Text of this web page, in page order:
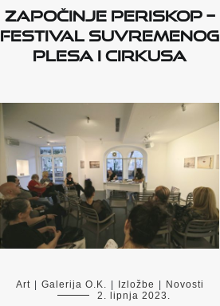
Započinje PERISKOP –
festival suvremenog
plesa i cirkusa
Art Galerija O.K. Izložbe
Novosti
2. lipnja 2023.